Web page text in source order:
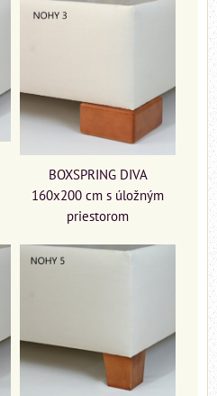
BOXSPRING DIVA
160x200 cm s úložným
priestorom